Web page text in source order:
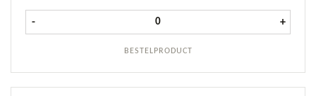
BESTELPRODUCT
- Corona Extra Blik tray 4x6x33 cl
+